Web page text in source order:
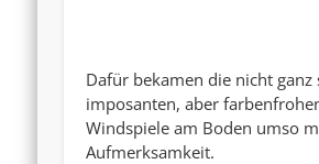
Dafür bekamen die nicht ganz
imposanten, aber
Windspiele am Boden umso
Aufmerksamkeit.